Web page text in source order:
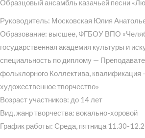
Образцовый ансамбль казачьей песни
Руководитель: Московская Юлия
Образование: высшее, ФГБОУ ВПО
государственная академия культуры и
специальность по диплому —
фольклорного Коллектива, квалификация
художественное творчество»
Возраст участников: до 14 лет
Вид, жанр творчества: вокально-хоровой
График работы: Среда, пятница 11.30-